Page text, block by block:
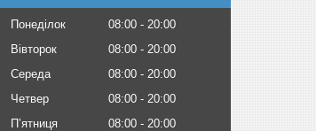
Понеділок 08:00
20:00
Вівторок
08:00
20:00
Середа
08:00
20:00
Четвер
08:00
20:00
Пʼятниця
08:00
20:00